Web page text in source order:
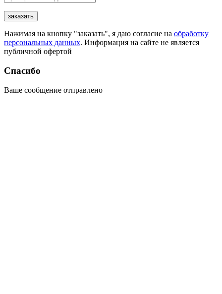
заказать
Нажимая на кнопку "заказать", я даю согласие на обработку
персональных данных. Информация на сайте не является
публичной офертой
Спасибо
Ваше сообщение отправлено